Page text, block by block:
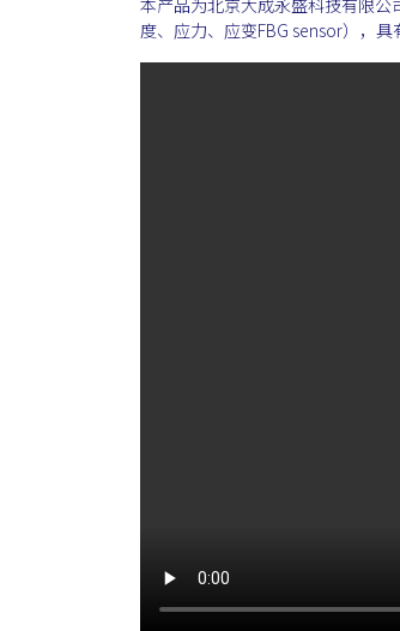
度、应力、应变FBG sensor），具